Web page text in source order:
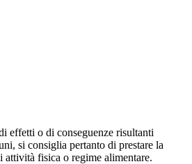
effetti o di conseguenze risultanti
si consiglia pertanto di prestare la
fisica o regime alimentare.